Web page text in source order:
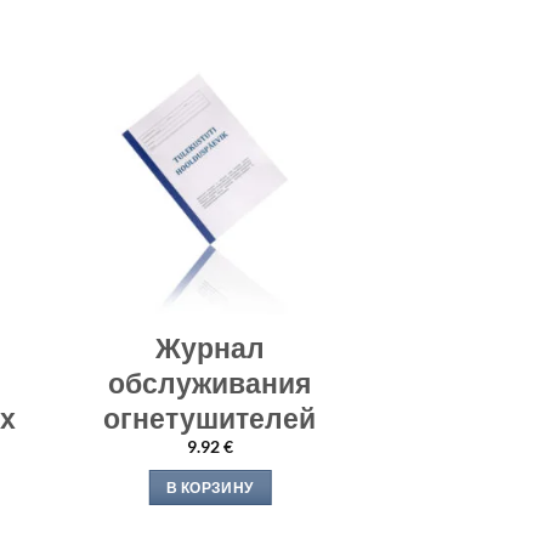
Журнал
обслуживания
огнетушителей
9.92€
В КОРЗИНУ